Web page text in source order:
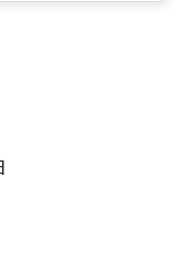
(Sept 1995).
48 C.F.R.
rights set
Canon